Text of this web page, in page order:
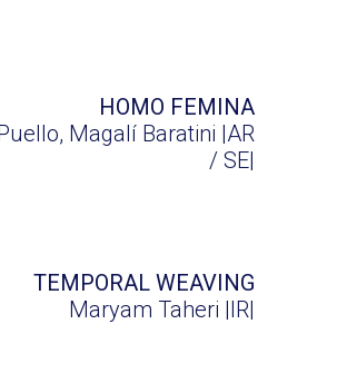
HOMO FEMINA
Magalí Baratini |AR
/ SE|
TEMPORAL WEAVING
Maryam Taheri |IR|